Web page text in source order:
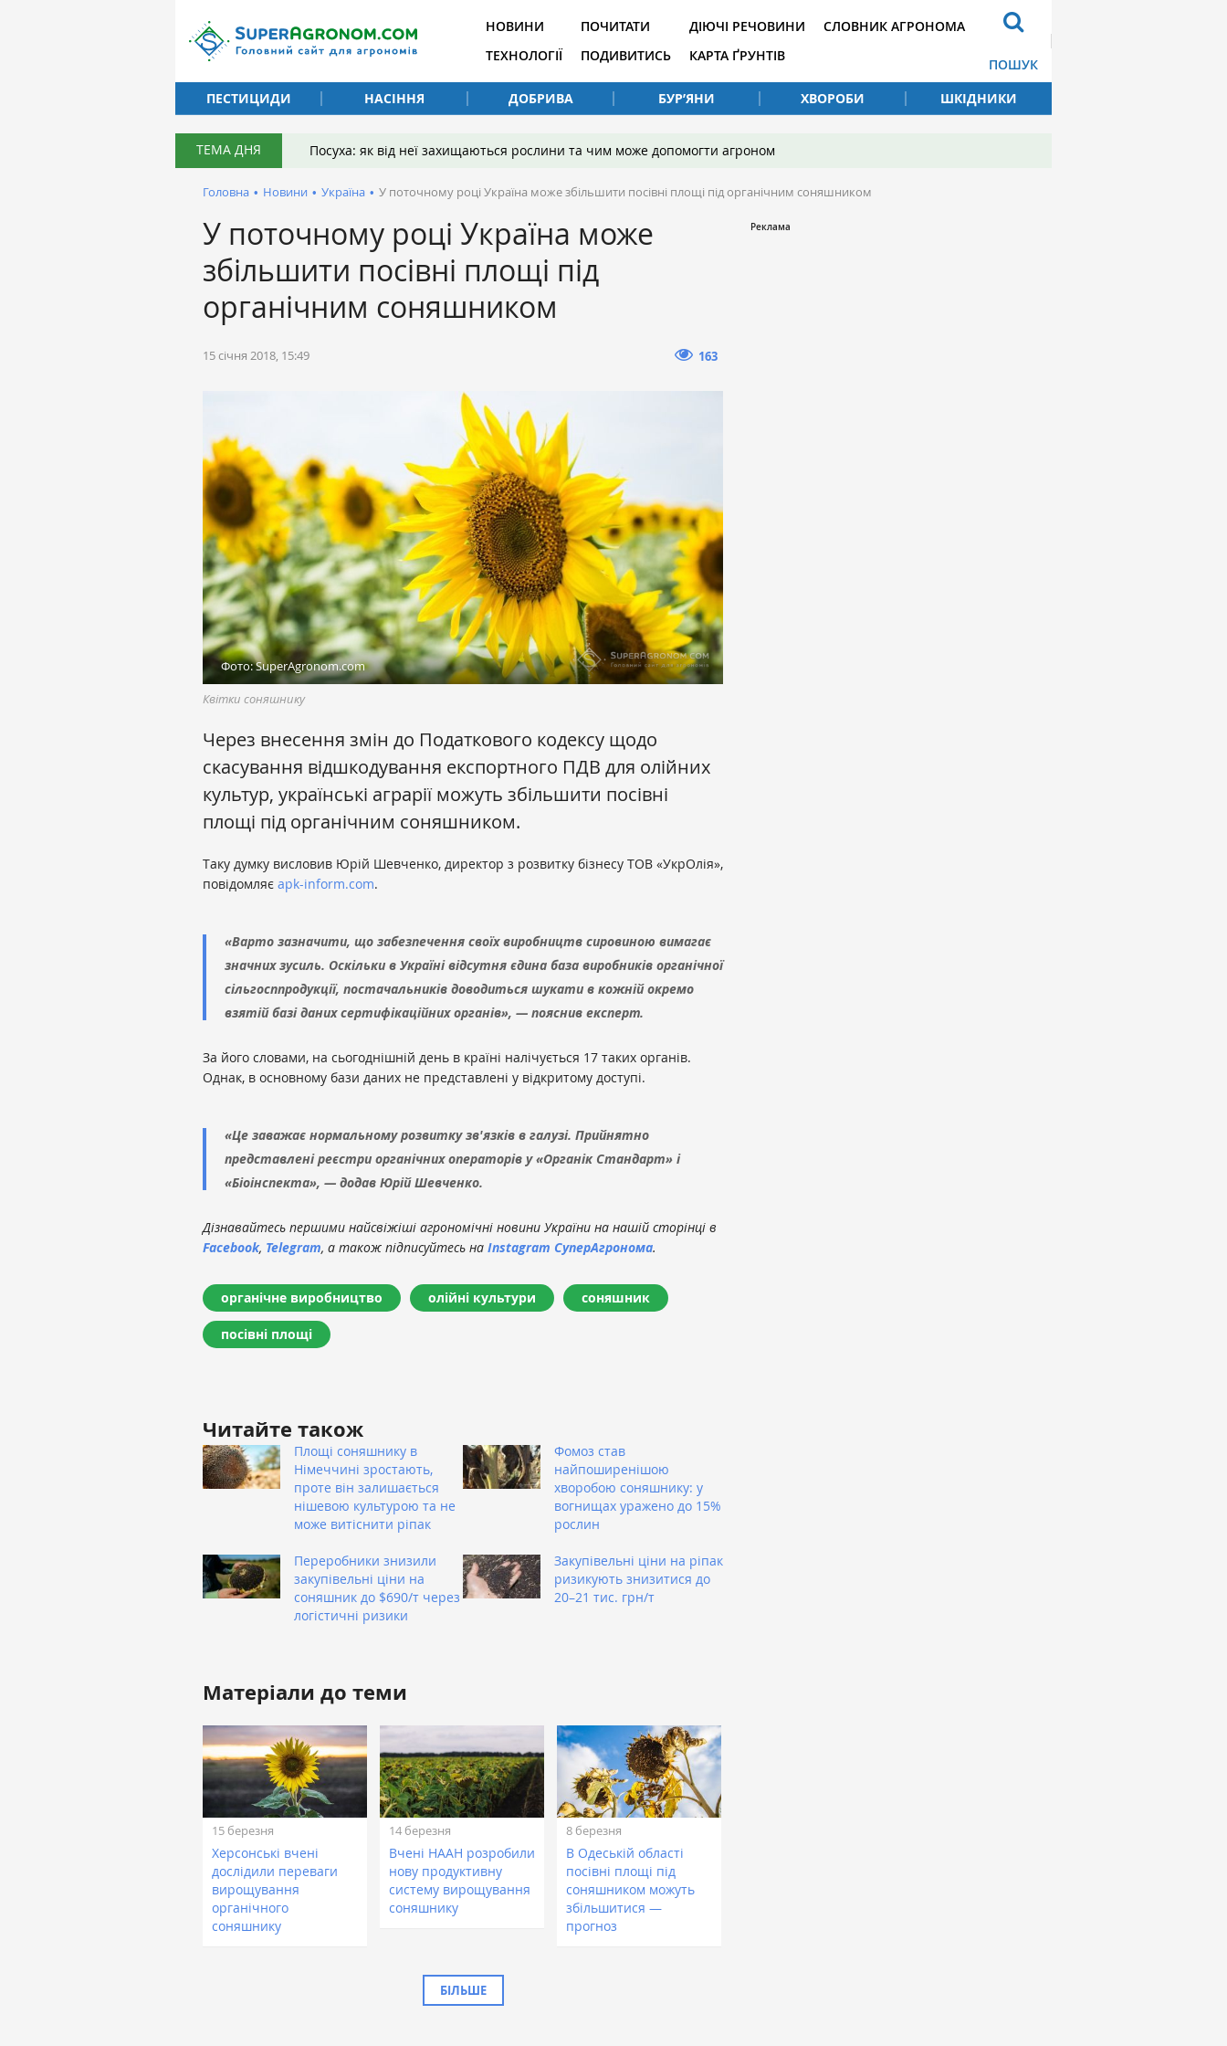
НОВИНИ
ТЕХНОЛОГІЇ
ПОЧИТАТИ
ПОДИВИТИСЬ
ДІЮЧІ РЕЧОВИНИ
КАРТА ҐРУНТІВ
СЛОВНИК АГРОНОМА
ПОШУК
ПЕСТИЦИДИ
НАСІННЯ ДОБРИВА БУР’ЯНИ ХВОРОБИ ШКІДНИКИ
ТЕМА ДНЯ Посуха: як від неї захищаються рослини та чим може допомогти агроном
Головна • Новини • Україна • У поточному році Україна може збільшити посівні площі під органічним соняшником
У поточному році Україна може
збільшити посівні площі під
органічним соняшником
15 січня 2018, 15:49 163
Фото: SuperAgronom.com
Квітки соняшнику
Через внесення змін до Податкового кодексу щодо
скасування відшкодування експортного ПДВ для олійних
культур, українські аграрії можуть збільшити посівні
площі під органічним соняшником.
Таку думку висловив Юрій Шевченко, директор з розвитку бізнесу ТОВ «УкрОлія»,
повідомляє apk-inform.com.
«Варто зазначити, що забезпечення своїх виробництв сировиною вимагає
значних зусиль. Оскільки в Україні відсутня єдина база виробників органічної
сільгосппродукції, постачальників доводиться шукати в кожній окремо
взятій базі даних сертифікаційних органів», — пояснив експерт.
За його словами, на сьогоднішній день в країні налічується 17 таких органів.
Однак, в основному бази даних не представлені у відкритому доступі.
«Це заважає нормальному розвитку зв'язків в галузі. Прийнятно
представлені реєстри органічних операторів у «Органік Стандарт» і
«Біоінспекта», — додав Юрій Шевченко.
Дізнавайтесь першими найсвіжіші агрономічні новини України на нашій сторінці в
Facebook, Telegram, а також підписуйтесь на Instagram СуперАгронома.
органічне виробництво олійні культури соняшник
посівні площі
Читайте також
Площі соняшнику в
Німеччині зростають,
проте він залишається
нішевою культурою та не
може витіснити ріпак
Фомоз став
найпоширенішою
хворобою соняшнику: у
вогнищах уражено до 15%
рослин
Переробники знизили
закупівельні ціни на
соняшник до $690/т через
логістичні ризики
Закупівельні ціни на ріпак
ризикують знизитися до
20–21 тис. грн/т
Матеріали до теми
15 березня
Херсонські вчені
дослідили переваги
вирощування
органічного
соняшнику
14 березня
Вчені НААН розробили
нову продуктивну
систему вирощування
соняшнику
8 березня
В Одеській області
посівні площі під
соняшником можуть
збільшитися —
прогноз
БІЛЬШЕ